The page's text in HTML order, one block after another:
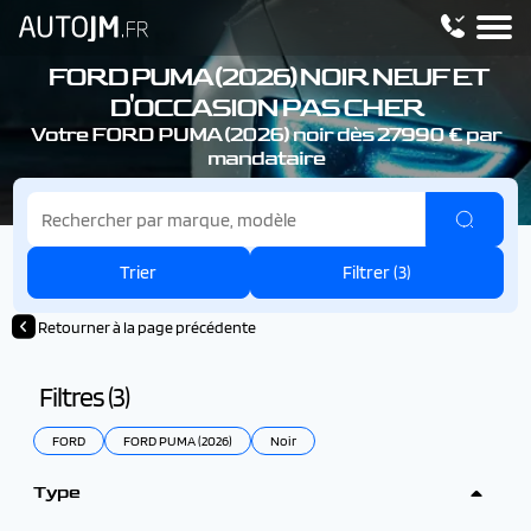
FORD PUMA (2026)NOIR NEUF ET
D'OCCASION PAS CHER
Votre FORD PUMA (2026)noir dès 27990 € par
mandataire
Trier Filtrer (3)
Retourner à la page précédente
Filtres (3)
FORD FORD PUMA (2026) Noir
Type